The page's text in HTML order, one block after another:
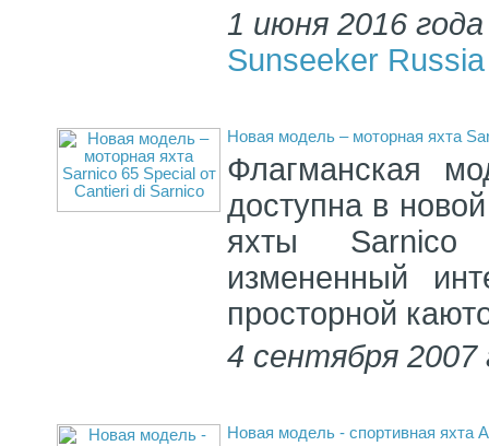
1 июня 2016 года
Sunseeker Russia
Новая модель – моторная яхта
Флагманская
доступна в
яхты Sarnico
измененный
просторной
4 сентября 2007
Новая модель - спортивная яхта